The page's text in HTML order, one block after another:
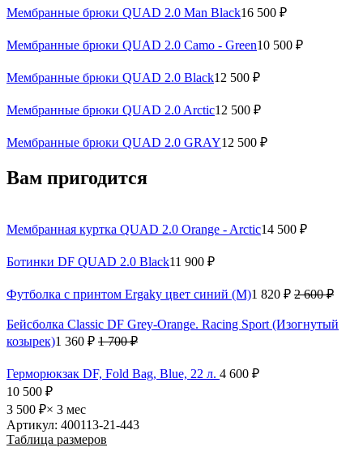
Мембранные брюки QUAD 2.0 Man Black16 500 ₽
Мембранные брюки QUAD 2.0 Camo - Green10 500 ₽
Мембранные брюки QUAD 2.0 Black12 500 ₽
Мембранные брюки QUAD 2.0 Arctic12 500 ₽
Мембранные брюки QUAD 2.0 GRAY12 500 ₽
Вам пригодится
Мембранная куртка QUAD 2.0 Orange - Arctic14 500 ₽
Ботинки DF QUAD 2.0 Black11 900 ₽
Футболка с принтом Ergaky цвет синий (M)1 820 ₽ 2 600 ₽
Бейсболка Classic DF Grey-Orange. Racing Sport (Изогнутый
козырек)1 360 ₽ 1 700 ₽
Герморюкзак DF, Fold Bag, Blue, 22 л. 4 600 ₽
10 500 ₽
3 500 ₽× 3 мес
Артикул: 400113-21-443
Таблица размеров